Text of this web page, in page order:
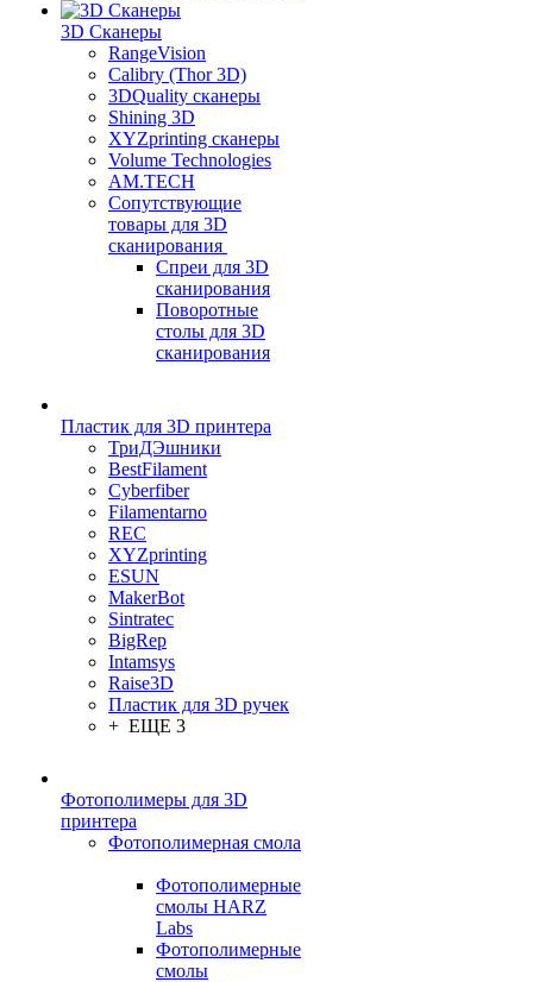
3D Сканеры
RangeVision
Calibry (Thor 3D)
3DQuality сканеры
Shining 3D
XYZprinting сканеры
Volume Technologies
AM.TECH
Сопутствующие
товары для 3D
сканирования
Спреи для 3D
сканирования
Поворотные
столы для 3D
сканирования
Пластик для 3D принтера
ТриДЭшники
BestFilament
Cyberfiber
Filamentarno
REC
XYZprinting
ESUN
MakerBot
Sintratec
BigRep
Intamsys
Raise3D
Пластик для 3D ручек
+ ЕЩЕ 3
Фотополимеры для 3D
принтера
Фотополимерная смола
Фотополимерные
смолы HARZ
Labs
Фотополимерные
смолы